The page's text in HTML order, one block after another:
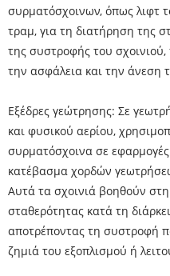
συρματόσχοινων, όπως λιφτ
τραμ, για τη διατήρηση της
της συστροφής του
την ασφάλεια και την άνεση
Εξέδρες γεώτρησης: Σε
και φυσικού αερίου,
συρματόσχοινα σε
κατέβασμα χορδών
Αυτά τα σχοινιά βοηθούν
σταθερότητας κατά τη
αποτρέποντας τη συστροφή
ζημιά του εξοπλισμού ή